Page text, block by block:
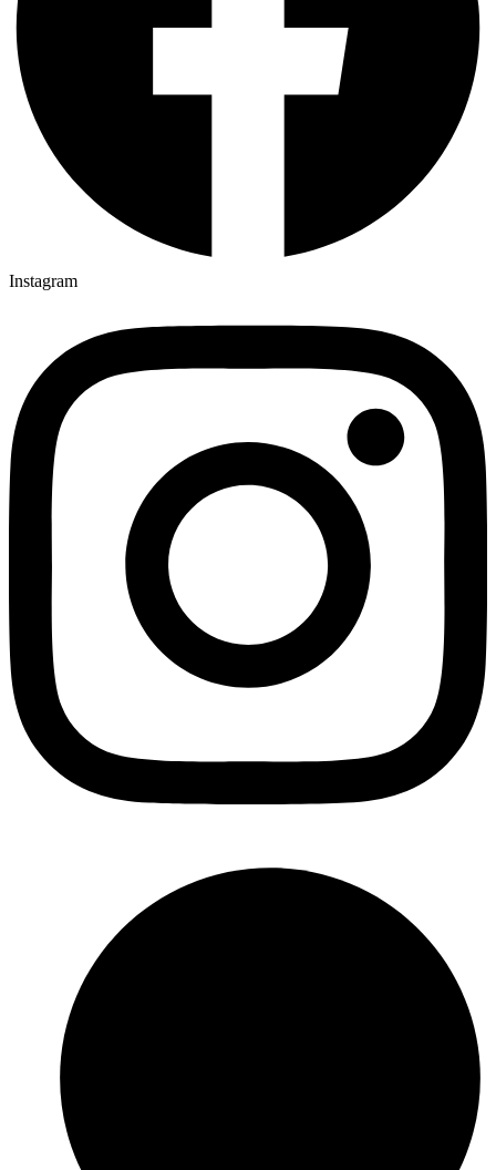
Instagram